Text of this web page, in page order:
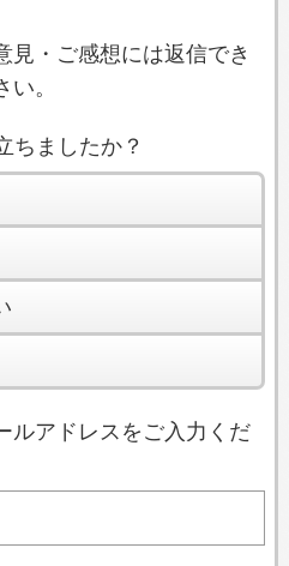
見・ご感想には返信でき
。
ちましたか？
ルアドレスをご入力くだ